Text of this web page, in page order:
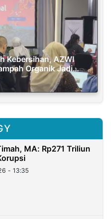
Kebersihan, AZWI
Organik Jadi
MA: Rp271 Triliun
- 13:35